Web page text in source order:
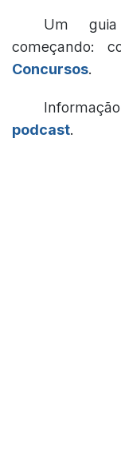
Um
começando:
Concursos.
podcast.